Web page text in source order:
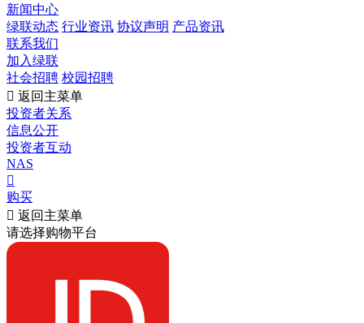
新闻中心
绿联动态 行业资讯 协议声明 产品资讯
联系我们
加入绿联
社会招聘 校园招聘
 返回主菜单
投资者关系
信息公开
投资者互动
NAS

购买
 返回主菜单
请选择购物平台